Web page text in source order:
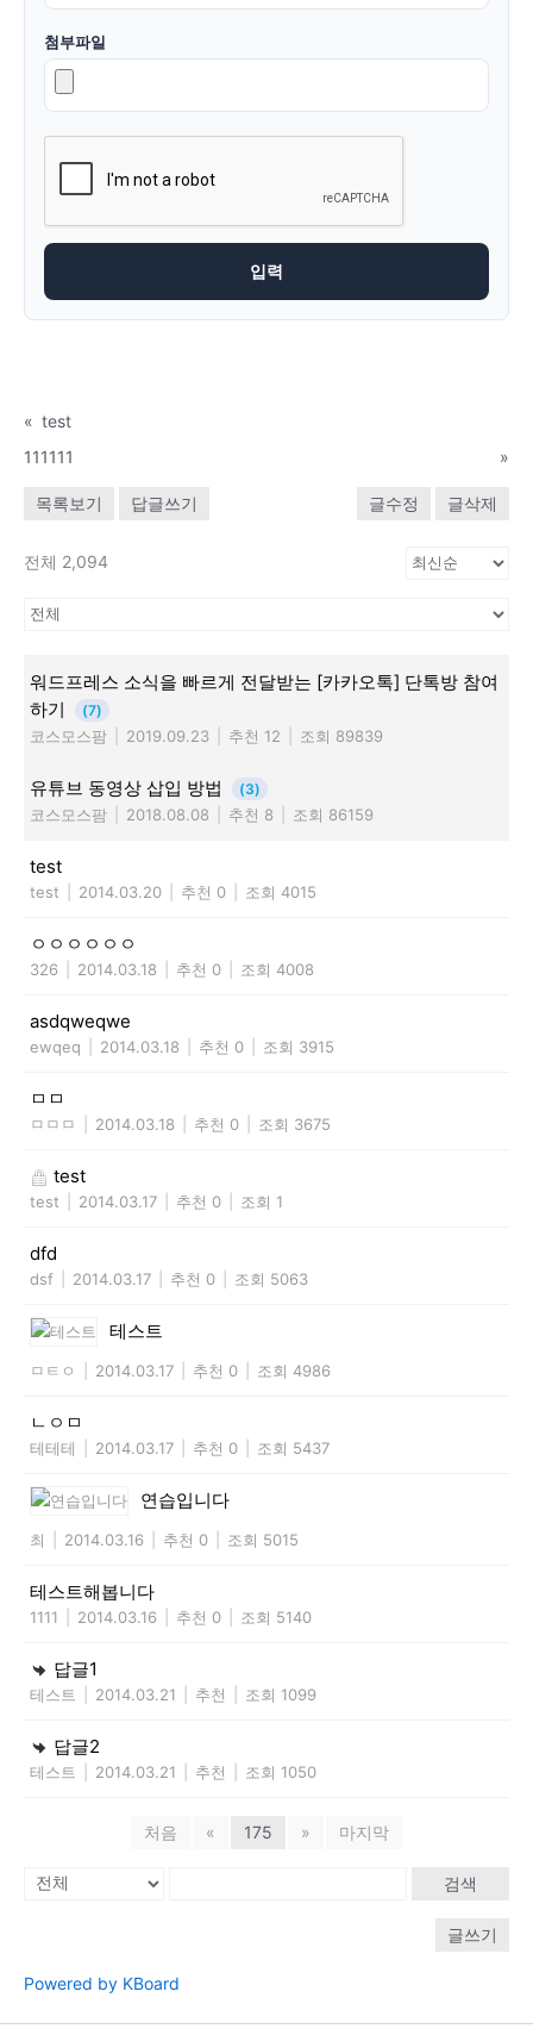
첨부파일
« test
111111
»
목록보기 답글쓰기 글수정 글삭제
전체 2,094
워드프레스 소식을 빠르게 전달받는 [카카오톡] 단톡방 참여
하기
(7)
코스모스팜 2019.09.23 추천 12 조회 89839
유튜브 동영상 삽입 방법 (3)
코스모스팜 2018.08.08 추천 8 조회 86159
test
test 2014.03.20 추천 0 조회 4015
ㅇㅇㅇㅇㅇㅇ
326 2014.03.18 추천 0 조회 4008
asdqweqwe
ewqeq 2014.03.18 추천 0 조회 3915
ㅁㅁ
ㅁㅁㅁ 2014.03.18 추천 0 조회 3675
test
test 2014.03.17 추천 0 조회 1
dfd
dsf 2014.03.17 추천 0 조회 5063
테스트
ㅁㅌㅇ 2014.03.17 추천 0 조회 4986
ㄴㅇㅁ
테테테 2014.03.17 추천 0 조회 5437
연습입니다
최 2014.03.16 추천 0 조회 5015
테스트해봅니다
1111 2014.03.16 추천 0 조회 5140
답글1
테스트 2014.03.21 추천 조회 1099
답글2
테스트 2014.03.21 추천 조회 1050
처음 « 175 » 마지막
검색
글쓰기
Powered by KBoard